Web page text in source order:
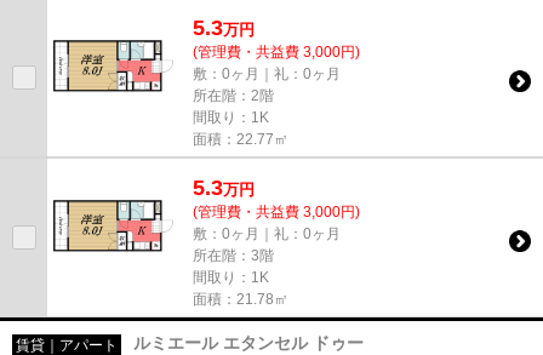
5.3万円
(管理費・共益費 3,000円)
敷：0ヶ月｜礼：0ヶ月
所在階：2階
間取り：1K
面積：22.77㎡
5.3万円
(管理費・共益費 3,000円)
敷：0ヶ月｜礼：0ヶ月
所在階：3階
間取り：1K
面積：21.78㎡
賃貸｜アパート ルミエール エタンセル ドゥー